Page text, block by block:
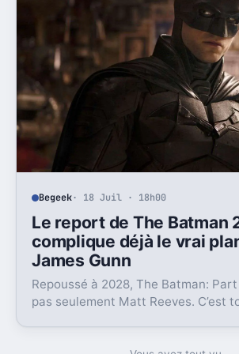
Begeek· 18 Juil · 18h00
Le report de The Batman
complique déjà le vrai
James Gunn
Repoussé à 2028, The Batman:
pas seulement Matt Reeves. C’est